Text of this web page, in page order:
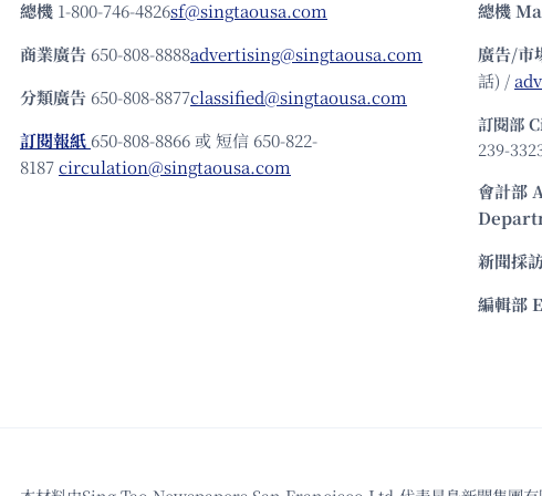
總機 1-800-746-4826sf@singtaousa.com
商業廣告 650-808-8888advertising@singtaousa.com
分類廣告 650-808-8877classified@singtaousa.com
訂閱報紙 650-808-8866 或 短信 650-822-
8187circulation@singtaousa.com
總機
廣告/市
話) /
訂閱部
239-
會計部
新聞採
編輯部